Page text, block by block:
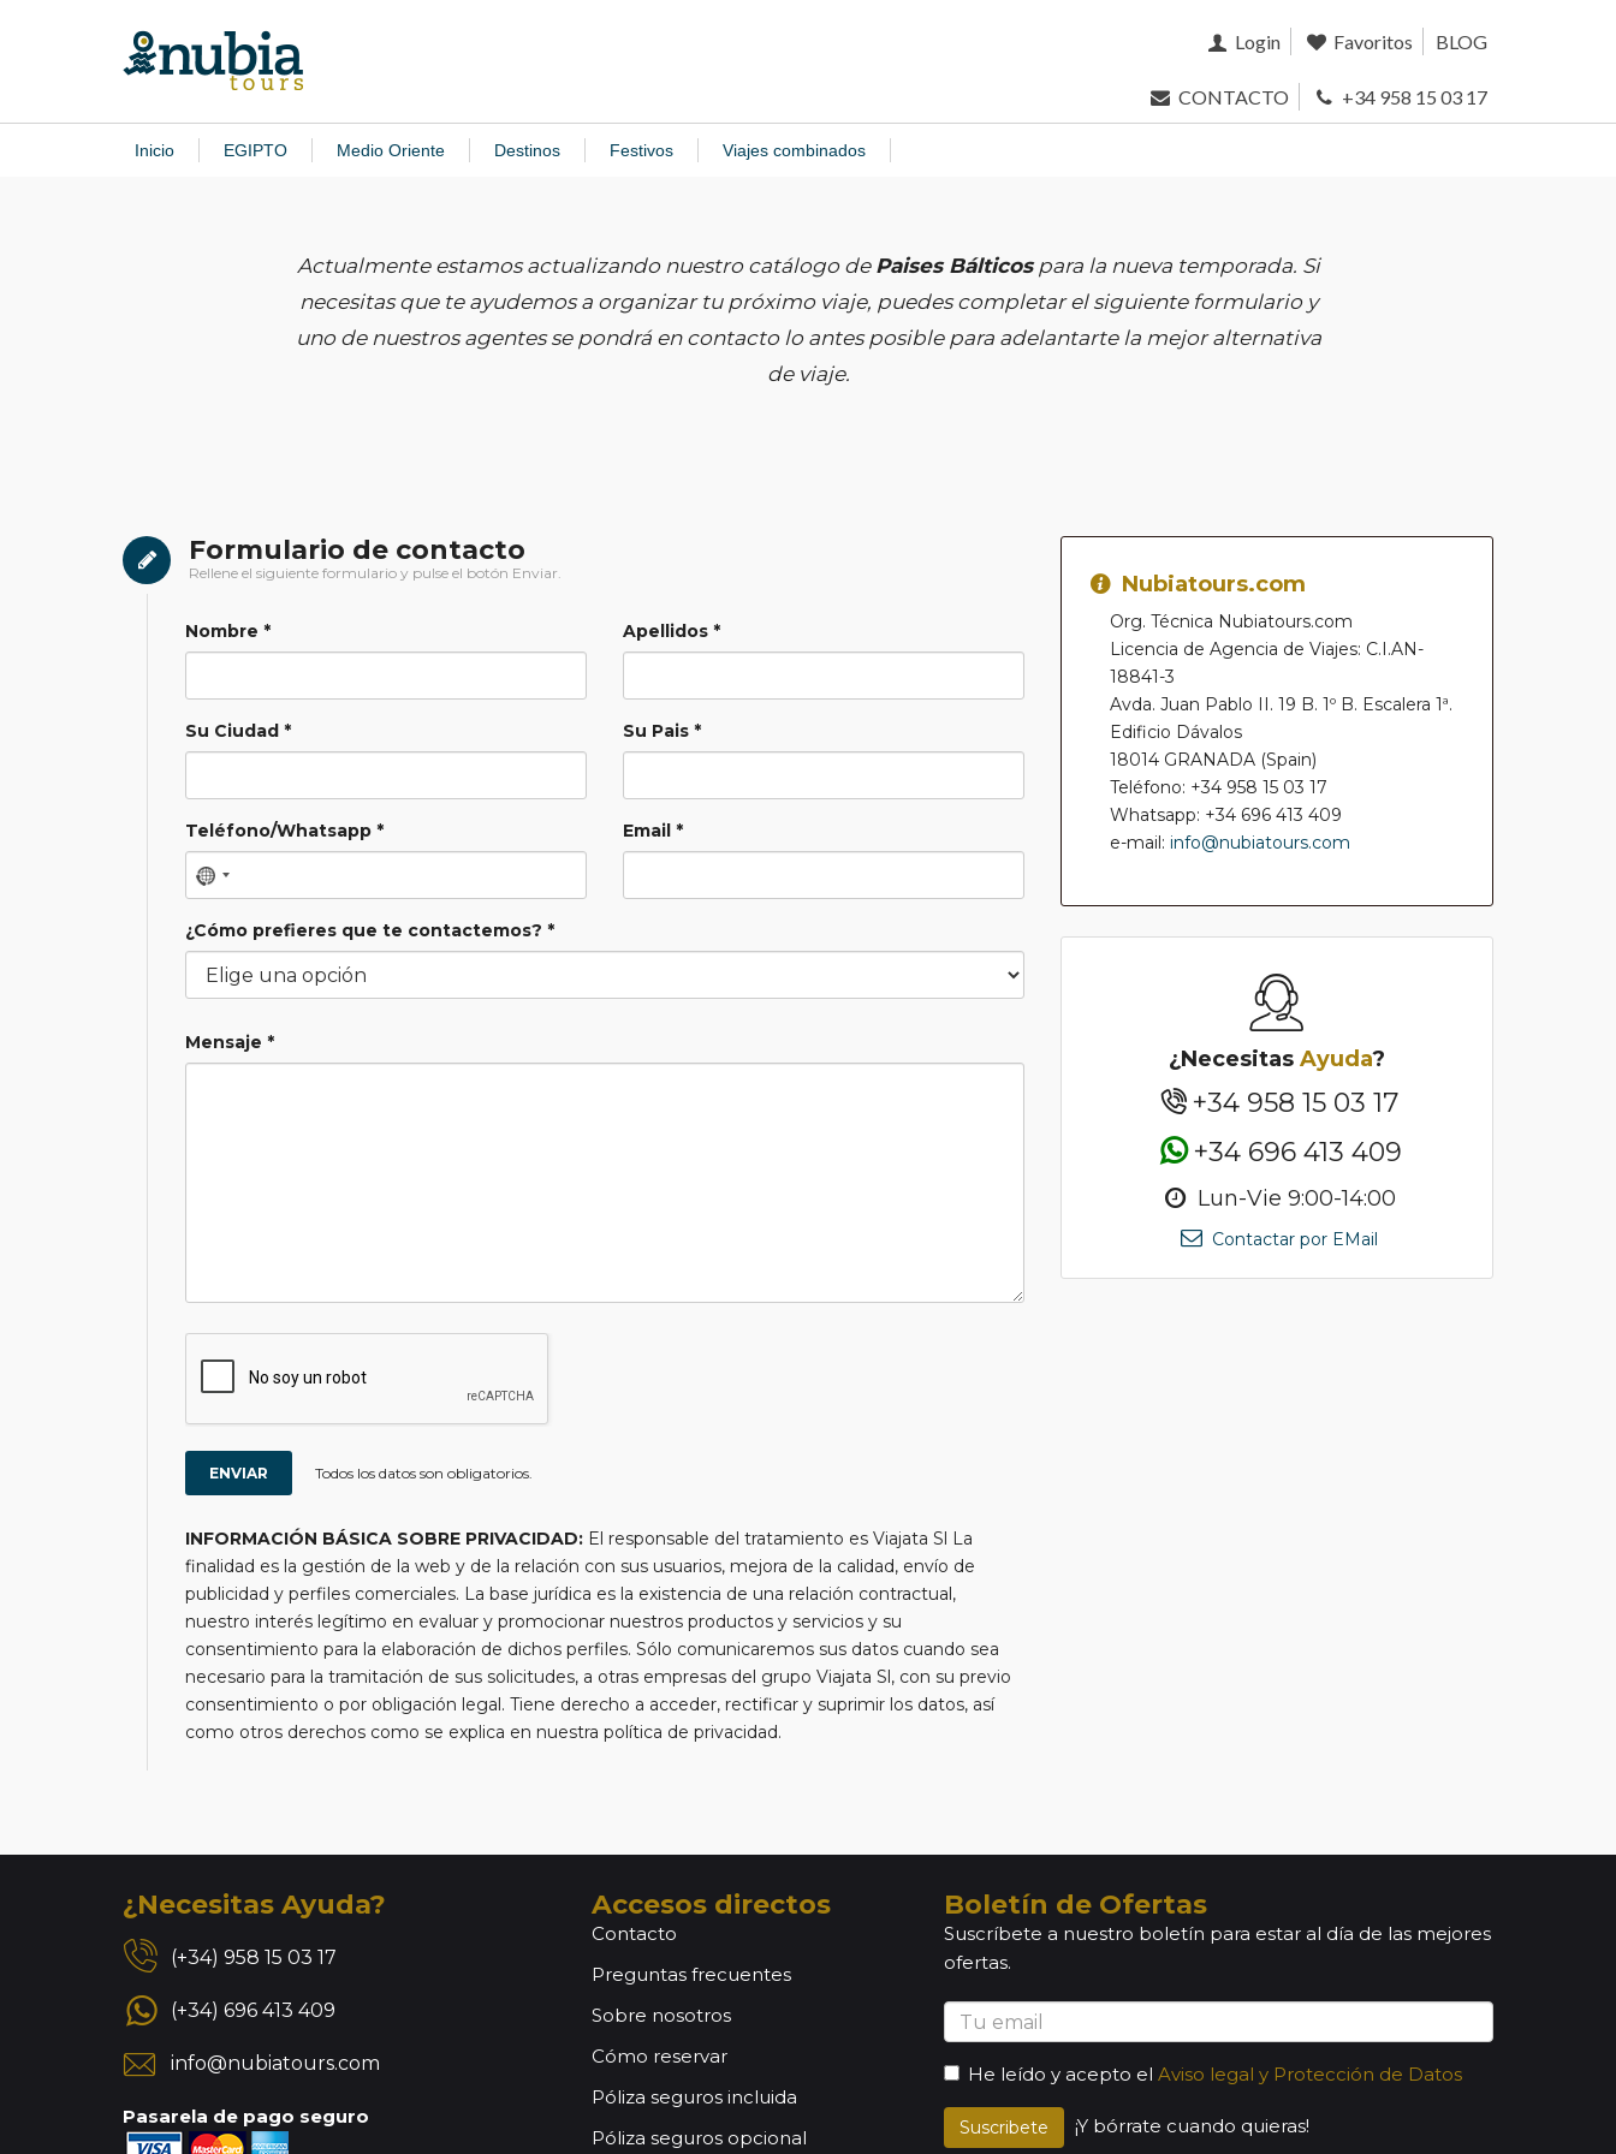
Login Favoritos BLOG
CONTACTO +34 958 15 03 17
Inicio EGIPTO Medio Oriente Destinos Festivos Viajes combinados
Actualmente estamos actualizando nuestro catálogo de Paises Bálticospara la nueva temporada. Si
necesitas que te ayudemos a organizar tu próximo viaje, puedes completar el siguiente formulario y
uno de nuestros agentes se pondrá en contacto lo antes posible para adelantarte la mejor alternativa
de viaje.
Formulario de contacto
Rellene el siguiente formulario y pulse el botón Enviar.
Nombre * Apellidos *
Su Ciudad * Su Pais *
Teléfono/Whatsapp * Email *
¿Cómo prefieres que te contactemos? *
Mensaje *
Todos los datos son obligatorios.
INFORMACIÓN BÁSICA SOBRE PRIVACIDAD: El responsable del tratamiento es Viajata Sl La
finalidad es la gestión de la web y de la relación con sus usuarios, mejora de la calidad, envío de
publicidad y perfiles comerciales. La base jurídica es la existencia de una relación contractual,
nuestro interés legítimo en evaluar y promocionar nuestros productos y servicios y su
consentimiento para la elaboración de dichos perfiles. Sólo comunicaremos sus datos cuando sea
necesario para la tramitación de sus solicitudes, a otras empresas del grupo Viajata Sl, con su previo
consentimiento o por obligación legal. Tiene derecho a acceder, rectificar y suprimir los datos, así
como otros derechos como se explica en nuestra política de privacidad.
Nubiatours.com
Org. Técnica Nubiatours.com
Licencia de Agencia de Viajes: C.I.AN-
18841-3
Avda. Juan Pablo II. 19 B. 1º B. Escalera 1ª.
Edificio Dávalos
18014 GRANADA (Spain)
Teléfono: +34 958 15 03 17
Whatsapp: +34 696 413 409
e-mail: info@nubiatours.com
¿Necesitas Ayuda?
+34 958 15 03 17
+34 696 413 409
Lun-Vie 9:00-14:00
Contactar por EMail
¿Necesitas Ayuda?
(+34) 958 15 03 17
(+34) 696 413 409
info@nubiatours.com
Pasarela de pago seguro
Accesos directos
Contacto
Preguntas frecuentes
Sobre nosotros
Cómo reservar
Póliza seguros incluida
Póliza seguros opcional
Boletín de Ofertas
Suscríbete a nuestro boletín para estar al día de las mejores
ofertas.
He leído y acepto el Aviso legal y Protección de Datos
Suscribete ¡Y bórrate cuando quieras!